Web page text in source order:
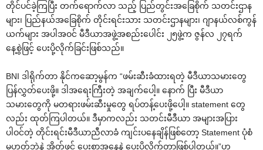
တိုင်ပင်ခဲ့ကြပြီး တက်‌ရောက်လာ သည့် ပြည်တွင်းအ‌ခြေစိုက် သတင်းဌာန
များ၊ ပြည်နယ်အ‌ခြေစိုက် တိုင်းရင်းသား သတင်းဌာနများ၊ ဂျာနယ်လစ်ကွန်
ယက်များ အပါအဝင် မီဒီယာအဖွဲ့အစည်း‌ပေါင်း ၂၅ဖွဲ့က ဇွန်လ ၂၇ရက်
‌နေ့စွဲဖြင့် ‌ပေးပို့လိုက်ခြင်းဖြစ်သည်။
BNI ဒါရိုက်တာ နိုင်က‌ဆော့မွန်က “ဖမ်းဆီးခံထားရတဲ့ မီဒီယာသမား‌တွေ
ပြန်လွှတ်‌ပေးဖို့။ ဒါအ‌ရေးကြီးတဲ့ အချက်‌ပေါ့။ ‌နောက် ပြီး မီဒီယာ
သမား‌တွေကို မတရားဖမ်းဆီးမှု‌တွေ ရပ်တန့်‌ပေးဖို့‌ပေါ့။ statement ‌တွေ
လည်း ထုတ်ကြပါတယ်။ ဒီမှာကလည်း သတင်းမီဒီယာ အများအပြား
ပါဝင်တဲ့ တိုင်းရင်းမီဒီယာညီလာခံ ကျင်းပ‌နေချိန်ဖြစ်‌တော့ Statement ပုံစံ
မဟုတ်ဘဲနဲ့ အိတ်ဖွင့် ‌ပေးစာအ‌နေနဲ့ ‌ပေးပို့လိုက်တာဖြစ်ပါတယ်။”ဟု